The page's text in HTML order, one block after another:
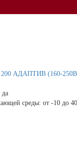
АДАПТИВ (160-250В,
да
среды: от -10 до